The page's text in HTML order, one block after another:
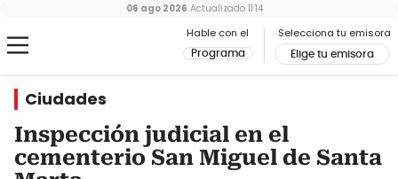
Hable con el
Programa
Selecciona tu emisora
Elige tu emisora
06 ago 2026 Actualizado 11:14
Ciudades
Inspección judicial en el
cementerio San Miguel de Santa